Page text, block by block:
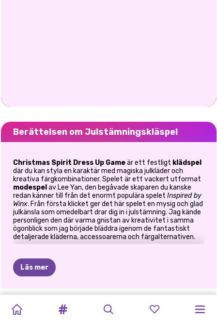
Berättelsen om Julstämningskläspel
Christmas Spirit Dress Up Gameär ett festligt klädspel
där du kan styla en karaktär med magiska julkläder och
kreativa färgkombinationer. Spelet är ett vackert utformat
modespel av Lee Yan, den begåvade skaparen du kanske
redan känner till från det enormt populära spelet Inspired by
Winx. Från första klicket ger det här spelet en mysig och glad
julkänsla som omedelbart drar dig in i julstämning. Jag kände
personligen den där varma gnistan av kreativitet i samma
ögonblick som jag började bläddra igenom de fantastiskt
detaljerade kläderna, accessoarerna och färgalternativen.
✨ En fräsch tolkning av klassisk
julmode
guld och vitt, vågar Christmas Spirit Dress Up Game vara
annorlunda. Ja, du hittar alla traditionella julnyanser, men Lee
Yan lägger smart till pastellrosa och babyblått i mixen. Först
Läs mer
KLÄ
HUNTERS
REDO
MED
BLACKPINK
JULKONSERT
CHRISTMAS
FASHION
BOX:
JUL
BFFS
VINTERLOV
FROZEN
GÖR